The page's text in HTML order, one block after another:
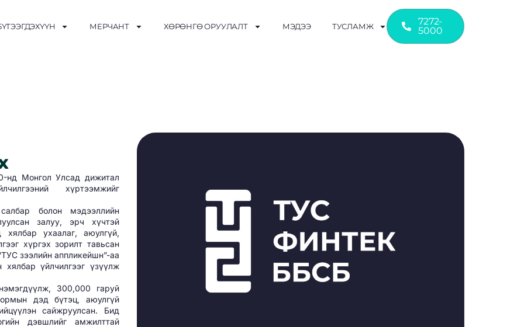
МЕРЧАНТ ХӨРӨНГӨ ОРУУЛАЛТ МЭДЭЭ ТУСЛАМЖ
7272-
5000
Монгол Улсад дижитал
хүртээмжийг
болон мэдээллийн
залуу, эрч хүчтэй
хялбар ухаалаг, аюулгүй,
хүргэх зорилт тавьсан
зээлийн аппликейшн”-аа
үйлчилгээг үзүүлж
300,000 гаруй
дэд бүтэц, аюулгүй
сайжруулсан. Бид
дэвшлийг амжилттай